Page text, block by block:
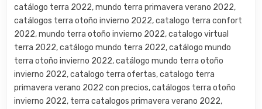
catálogo terra 2022, mundo terra primavera verano 2022,
catálogos terra otoño invierno 2022, catalogo terra confort
2022, mundo terra otoño invierno 2022, catalogo virtual
terra 2022, catálogo mundo terra 2022, catálogo mundo
terra otoño invierno 2022, catálogo mundo terra otoño
invierno 2022, catalogo terra ofertas, catalogo terra
primavera verano 2022 con precios, catálogos terra otoño
invierno 2022, terra catalogos primavera verano 2022,